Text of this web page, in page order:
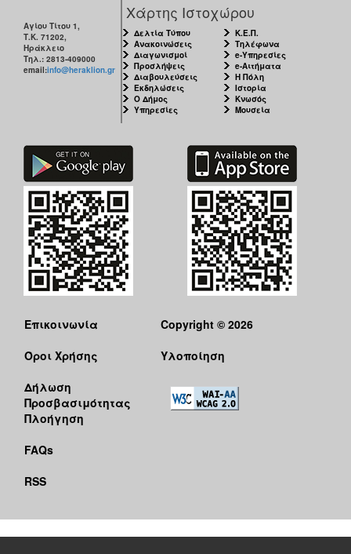
Αγίου Τίτου 1,
Τ.Κ. 71202,
Ηράκλειο
Τηλ.: 2813-409000
email:info@heraklion.gr
Χάρτης Ιστοχώρου
Δελτία Τύπου
Ανακοινώσεις
Διαγωνισμοί
Προσλήψεις
Διαβουλεύσεις
Εκδηλώσεις
Ο Δήμος
Υπηρεσίες
Κ.Ε.Π.
Τηλέφωνα
e-Υπηρεσίες
e-Αιτήματα
Η Πόλη
Ιστορία
Κνωσός
Μουσεία
Επικοινωνία
Όροι Χρήσης
Δήλωση
Προσβασιμότητας
Πλοήγηση
FAQs
RSS
Copyright © 2026
Υλοποίηση